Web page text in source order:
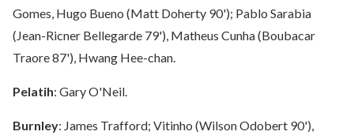
Gomes, Hugo Bueno (Matt Doherty 90'); Pablo Sarabia
(Jean-Ricner Bellegarde 79'), Matheus Cunha (Boubacar
Traore 87'), Hwang Hee-chan.
Pelatih: Gary O'Neil.
Burnley: James Trafford; Vitinho (Wilson Odobert 90'),